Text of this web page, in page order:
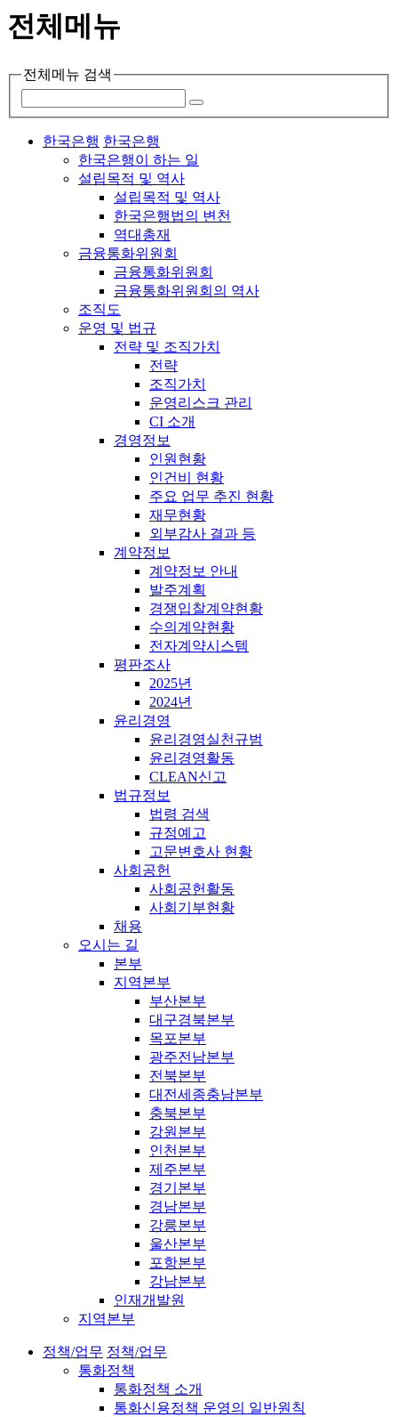
전체메뉴
전체메뉴 검색
한국은행 한국은행
한국은행이 하는 일
설립목적 및 역사
설립목적 및 역사
한국은행법의 변천
역대총재
금융통화위원회
금융통화위원회
금융통화위원회의 역사
조직도
운영 및 법규
전략 및 조직가치
전략
조직가치
운영리스크 관리
CI 소개
경영정보
인원현황
인건비 현황
주요 업무 추진 현황
재무현황
외부감사 결과 등
계약정보
계약정보 안내
발주계획
경쟁입찰계약현황
수의계약현황
전자계약시스템
평판조사
2025년
2024년
윤리경영
윤리경영실천규범
윤리경영활동
CLEAN신고
법규정보
법령 검색
규정예고
고문변호사 현황
사회공헌
사회공헌활동
사회기부현황
채용
오시는 길
본부
지역본부
부산본부
대구경북본부
목포본부
광주전남본부
전북본부
대전세종충남본부
충북본부
강원본부
인천본부
제주본부
경기본부
경남본부
강릉본부
울산본부
포항본부
강남본부
인재개발원
지역본부
정책/업무 정책/업무
통화정책
통화정책 소개
통화신용정책 운영의 일반원칙